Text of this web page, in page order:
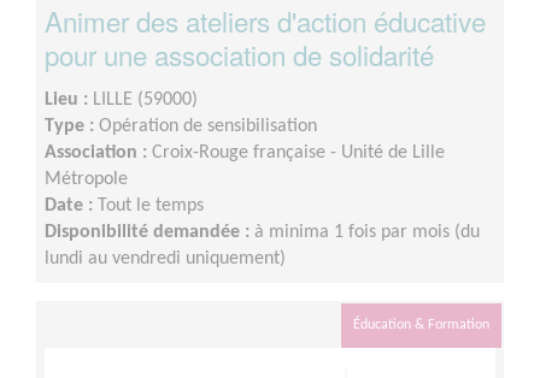
Animer des ateliers d'action éducative
pour une association de solidarité
Lieu : LILLE (59000)
Type : Opération de sensibilisation
Association : Croix-Rouge française - Unité de Lille
Métropole
Date : Tout le temps
Disponibilité demandée : à minima 1 fois par mois (du
lundi au vendredi uniquement)
Éducation & Formation